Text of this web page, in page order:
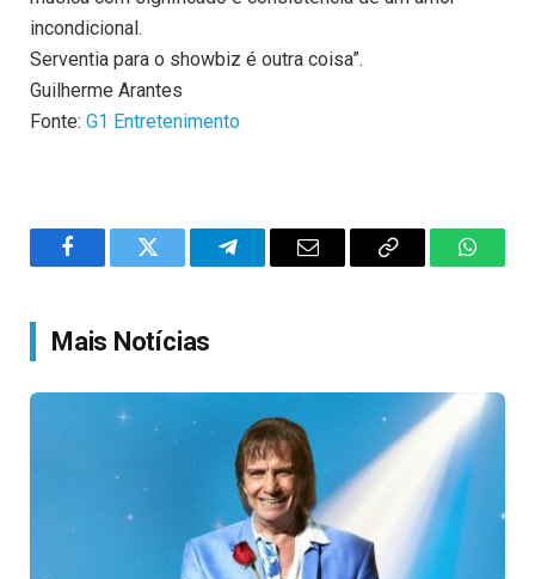
incondicional.
Serventia para o showbiz é outra coisa”.
Guilherme Arantes
Fonte: G1 Entretenimento
FacebookTwitter TelegramEmail
Copy
Mais Notícias